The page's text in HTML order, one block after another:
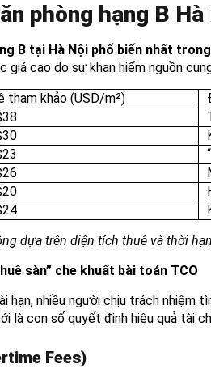
phòng hạng B
B tại Hà Nội phổ biến nhất
giá cao do sự khan hiếm nguồn
tham khảo (USD/m²)
dựa trên diện tích thuê và thời
sàn” che khuất bài toán TCO
hạn, nhiều người chịu trách nhiệm
là con số quyết định hiệu quả tài
Fees)